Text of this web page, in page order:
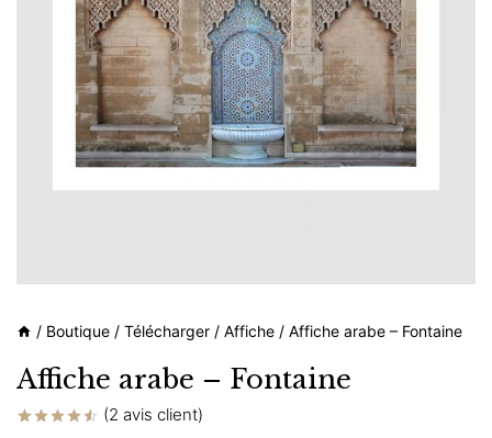
/ Boutique / Télécharger / Affiche / Affiche arabe – Fontaine
Affiche arabe – Fontaine
(2 avis client)